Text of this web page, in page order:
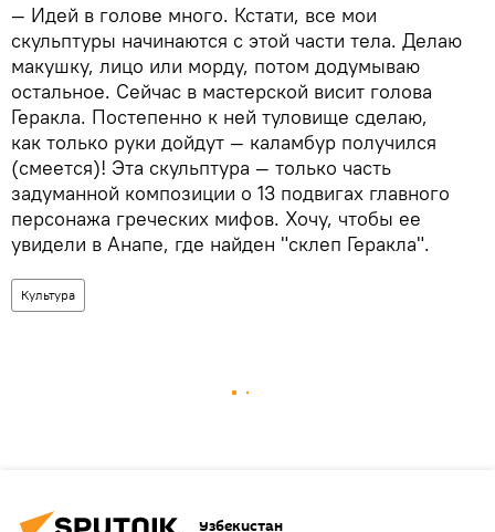
— Идей в голове много. Кстати, все мои
скульптуры начинаются с этой части тела. Делаю
макушку, лицо или морду, потом додумываю
остальное. Сейчас в мастерской висит голова
Геракла. Постепенно к ней туловище сделаю,
как только руки дойдут — каламбур получился
(смеется)! Эта скульптура — только часть
задуманной композиции о 13 подвигах главного
персонажа греческих мифов. Хочу, чтобы ее
увидели в Анапе, где найден "склеп Геракла".
Культура
Узбекистан